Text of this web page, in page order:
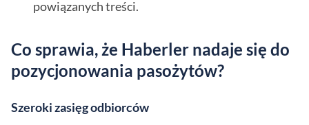
powiązanych treści.
Co sprawia, że Haberler nadaje się do
pozycjonowania pasożytów?
Szeroki zasięg odbiorców